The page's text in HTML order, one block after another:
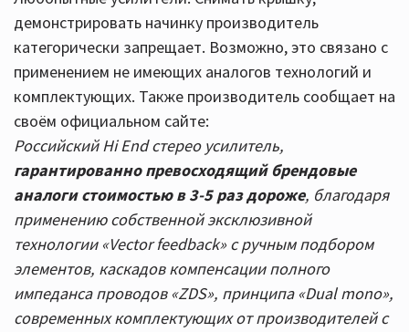
демонстрировать начинку производитель
категорически запрещает. Возможно, это связано с
применением не имеющих аналогов технологий и
комплектующих. Также производитель сообщает на
своём официальном сайте:
Российский Hi End стерео усилитель,
гарантированно превосходящий брендовые
аналоги стоимостью в 3-5 раз дороже, благодаря
применению собственной эксклюзивной
технологии «Vector feedback» с ручным подбором
элементов, каскадов компенсации полного
импеданса проводов «ZDS», принципа «Dual mono»,
современных комплектующих от производителей с